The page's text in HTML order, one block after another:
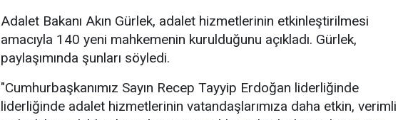
Adalet Bakanı Akın Gürlek, adalet hizmetlerinin etkinleştirilmesi
amacıyla 140 yeni mahkemenin kurulduğunu açıkladı. Gürlek,
paylaşımında şunları söyledi.
"Cumhurbaşkanımız Sayın Recep Tayyip Erdoğan liderliğinde
liderliğinde adalet hizmetlerinin vatandaşlarımıza daha etkin, verimli